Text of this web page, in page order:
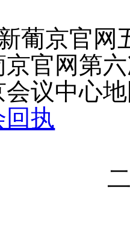
葡京官网
京官网第
会议中心
回执
六年